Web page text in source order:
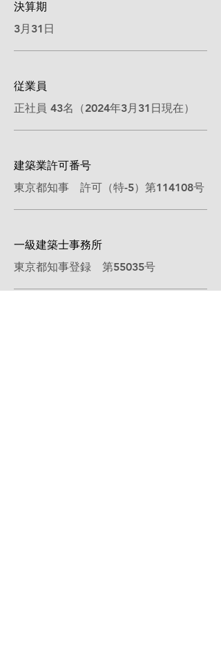
決算期
3月31日
従業員
正社員 43名（2024年3月31日現在）
建築業許可番号
東京都知事 許可（特-5）第114108号
一級建築士事務所
東京都知事登録 第55035号